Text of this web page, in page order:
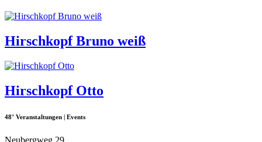
Hirschkopf Bruno weiß
Hirschkopf Otto
48° Veranstaltungen | Events
Neubergweg 29